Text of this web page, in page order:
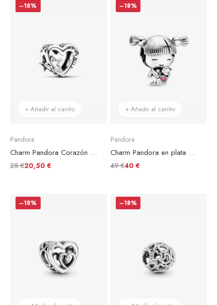
–18%
+ Añadir al carrito
Pandora
Charm Pandora Corazón en filigrana Familia y Estrella
25 €20,50 €
–18%
+ Añadir al carrito
Pandora
Charm Pandora en plata de ley Niña
49 €40 €
–18% –18%